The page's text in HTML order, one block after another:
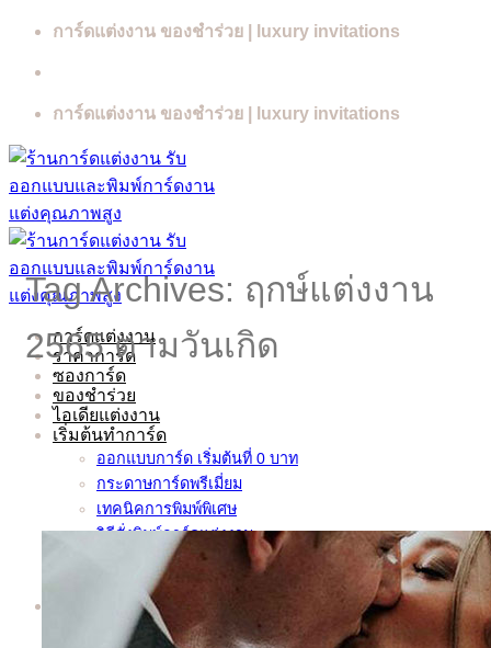
Skip
การ์ดแต่งงาน ของชำร่วย | luxury invitations
การ์ดแต่งงาน ของชำร่วย | luxury invitations
การ์ดแต่งงาน
ราคาการ์ด
ซองการ์ด
ของชำร่วย
ไอเดียแต่งงาน
เริ่มต้นทำการ์ด
ออกแบบการ์ด เริ่มต้นที่ 0 บาท
กระดาษการ์ดพรีเมี่ยม
เทคนิคการพิมพ์พิเศษ
วิธีสั่งพิมพ์การ์ดแต่งงาน
ชุดตัวอย่างการ์ด | Sample Kit
ทำไมต้อง Soulshine | Why Us?
About
Contact
Tag Archives: ฤกษ์แต่งงาน
2565 ตามวันเกิด